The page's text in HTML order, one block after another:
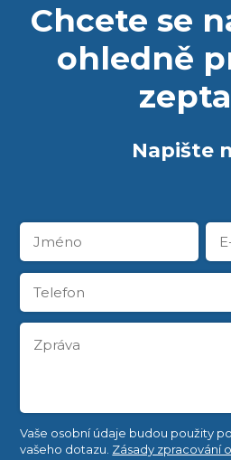
Chcete se
ohledně
Napište
Vaše osobní údaje budou použity
vašeho dotazu. Zásady zpracování